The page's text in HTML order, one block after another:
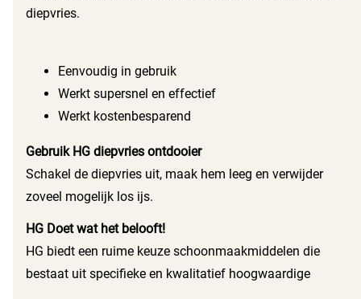
diepvries.
Eenvoudig in gebruik
Werkt supersnel en effectief
Werkt kostenbesparend
Gebruik HG diepvries ontdooier
Schakel de diepvries uit, maak hem leeg en verwijder
zoveel mogelijk los ijs.
Spuit vervolgens de ontdooier op het vastzittende ijs. Laat
HG Doet wat het belooft!
HG biedt een ruime keuze schoonmaakmiddelen die
bestaat uit specifieke en kwalitatief hoogwaardige